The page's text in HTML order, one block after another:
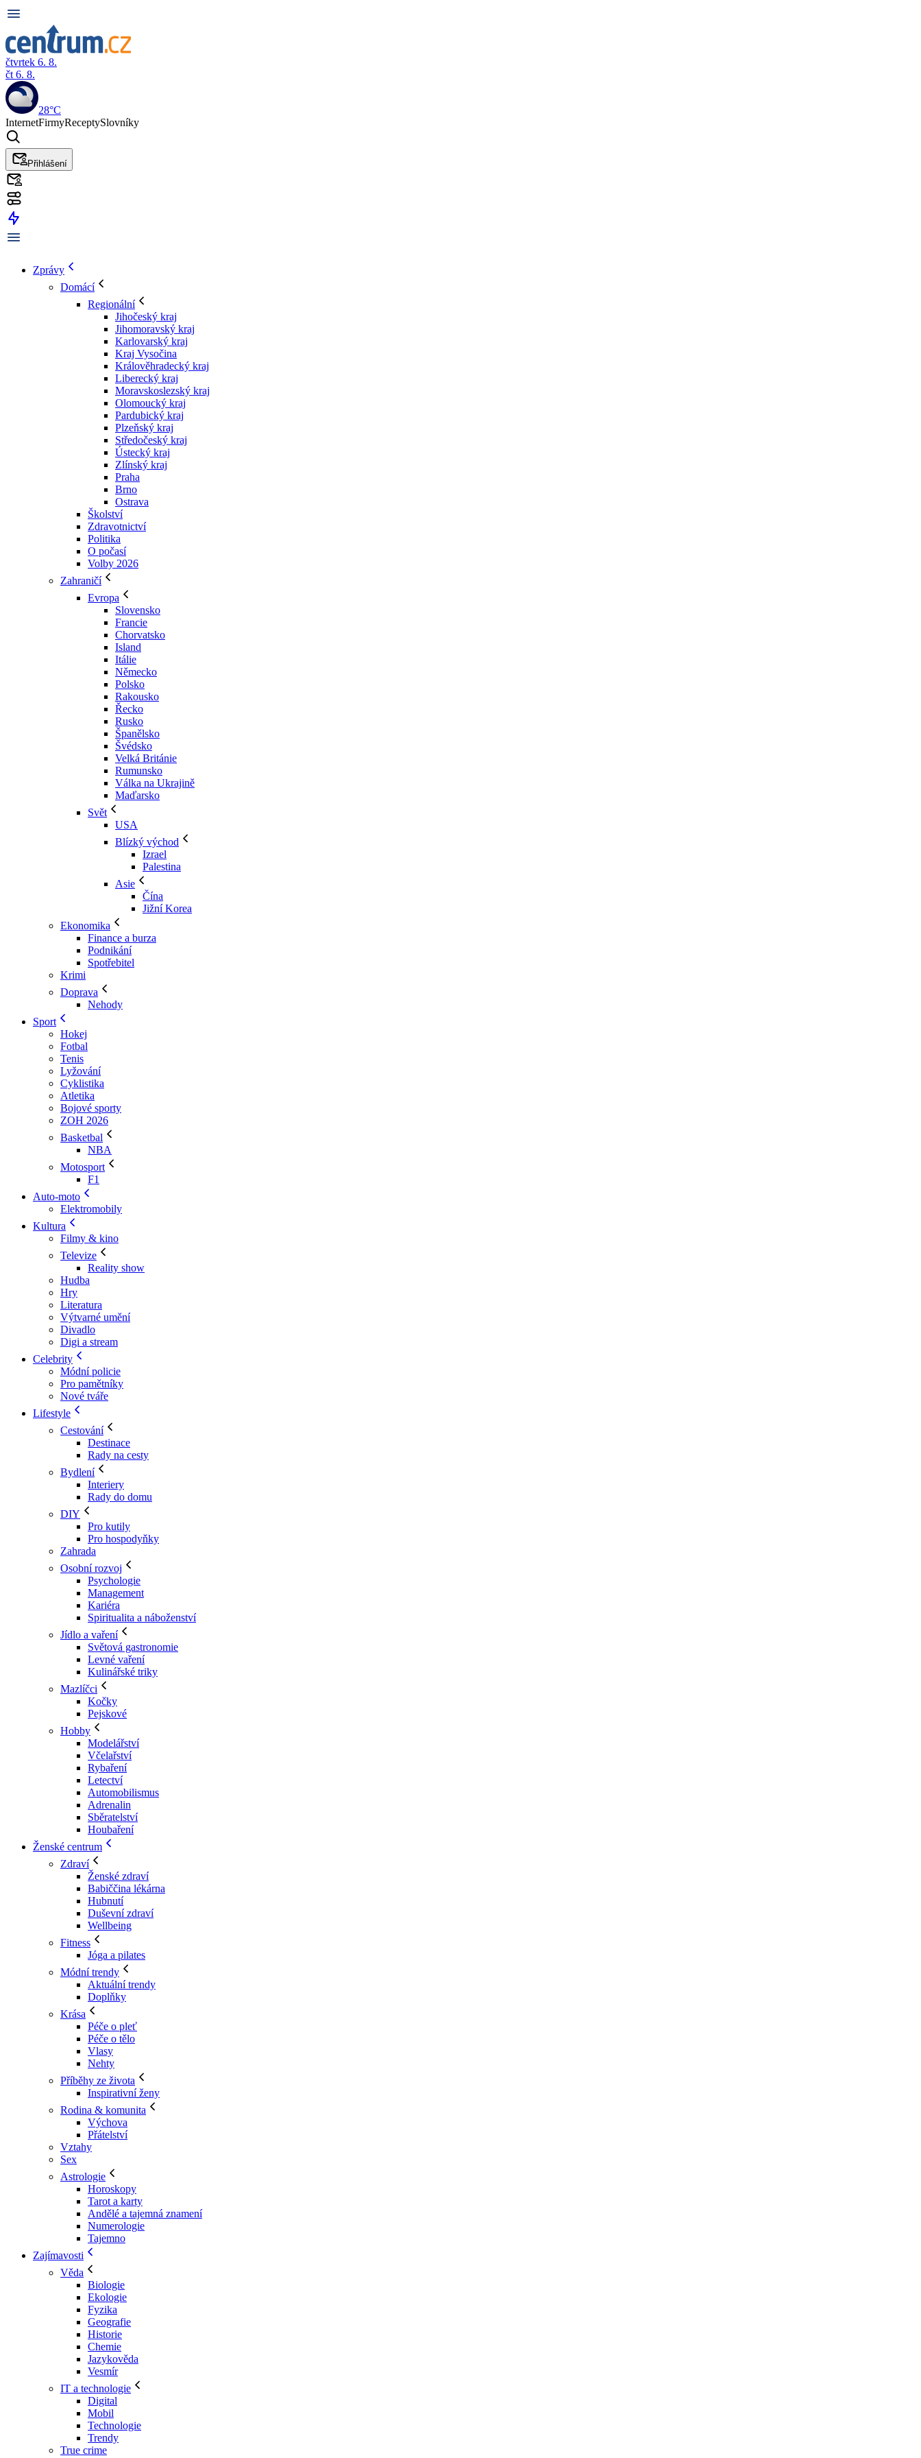
čtvrtek 6. 8.
čt 6. 8.
28°C
InternetFirmyReceptySlovníky
Přihlášení
Zprávy
Domácí
Regionální
Jihočeský kraj
Jihomoravský kraj
Karlovarský kraj
Kraj Vysočina
Králověhradecký kraj
Liberecký kraj
Moravskoslezský kraj
Olomoucký kraj
Pardubický kraj
Plzeňský kraj
Středočeský kraj
Ústecký kraj
Zlínský kraj
Praha
Brno
Ostrava
Školství
Zdravotnictví
Politika
O počasí
Volby 2026
Zahraničí
Evropa
Slovensko
Francie
Chorvatsko
Island
Itálie
Německo
Polsko
Rakousko
Řecko
Rusko
Španělsko
Švédsko
Velká Británie
Rumunsko
Válka na Ukrajině
Maďarsko
Svět
USA
Blízký východ
Izrael
Palestina
Asie
Čína
Jižní Korea
Ekonomika
Finance a burza
Podnikání
Spotřebitel
Krimi
Doprava
Nehody
Sport
Hokej
Fotbal
Tenis
Lyžování
Cyklistika
Atletika
Bojové sporty
ZOH 2026
Basketbal
NBA
Motosport
F1
Auto-moto
Elektromobily
Kultura
Filmy & kino
Televize
Reality show
Hudba
Hry
Literatura
Výtvarné umění
Divadlo
Digi a stream
Celebrity
Módní policie
Pro pamětníky
Nové tváře
Lifestyle
Cestování
Destinace
Rady na cesty
Bydlení
Interiery
Rady do domu
DIY
Pro kutily
Pro hospodyňky
Zahrada
Osobní rozvoj
Psychologie
Management
Kariéra
Spiritualita a náboženství
Jídlo a vaření
Světová gastronomie
Levné vaření
Kulinářské triky
Mazlíčci
Kočky
Pejskové
Hobby
Modelářství
Včelařství
Rybaření
Letectví
Automobilismus
Adrenalin
Sběratelství
Houbaření
Ženské centrum
Zdraví
Ženské zdraví
Babiččina lékárna
Hubnutí
Duševní zdraví
Wellbeing
Fitness
Jóga a pilates
Módní trendy
Aktuální trendy
Doplňky
Krása
Péče o pleť
Péče o tělo
Vlasy
Nehty
Příběhy ze života
Inspirativní ženy
Rodina & komunita
Výchova
Přátelství
Vztahy
Sex
Astrologie
Horoskopy
Tarot a karty
Andělé a tajemná znamení
Numerologie
Tajemno
Zajímavosti
Věda
Biologie
Ekologie
Fyzika
Geografie
Historie
Chemie
Jazykověda
Vesmír
IT a technologie
Digital
Mobil
Technologie
Trendy
True crime